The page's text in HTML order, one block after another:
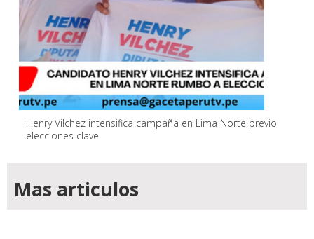
Henry Vilchez intensifica campaña en Lima Norte previo
elecciones clave
Mas articulos